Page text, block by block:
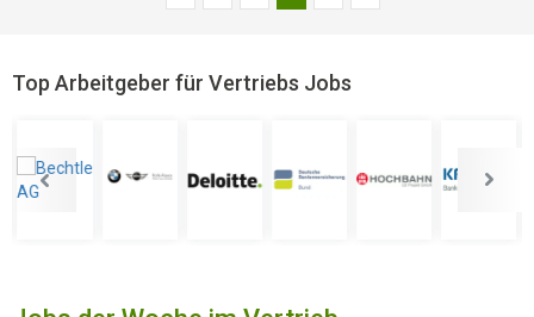
Top Arbeitgeber für Vertriebs Jobs